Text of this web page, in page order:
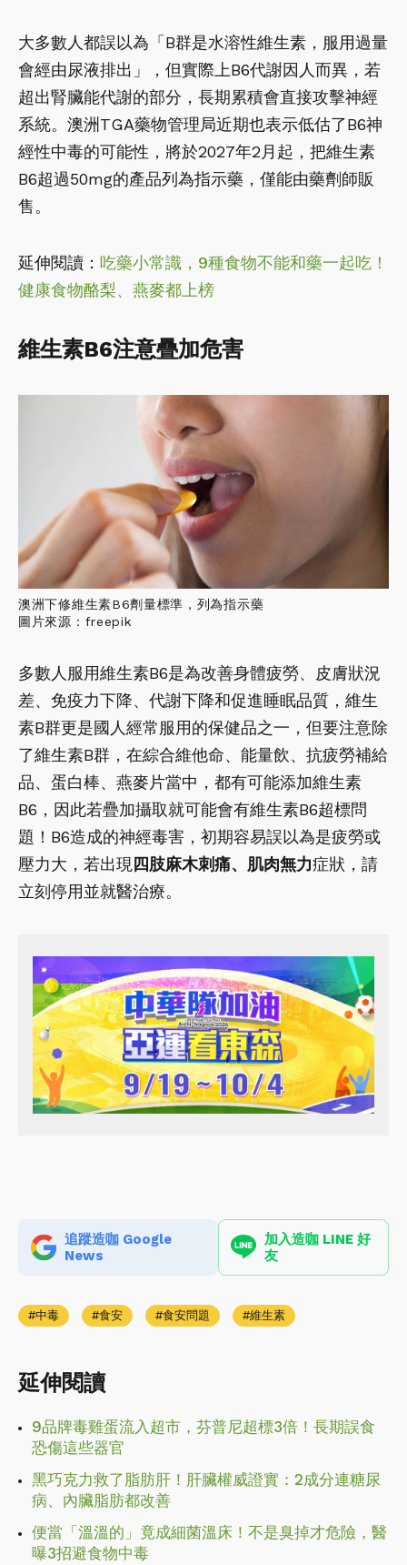
大多數人都誤以為「B群是水溶性維生素，服用過量
會經由尿液排出」，但實際上B6代謝因人而異，若
超出腎臟能代謝的部分，長期累積會直接攻擊神經
系統。澳洲TGA藥物管理局近期也表示低估了B6神
經性中毒的可能性，將於2027年2月起，把維生素
B6超過50mg的產品列為指示藥，僅能由藥劑師販
售。
延伸閱讀： 吃藥小常識，9種食物不能和藥一起吃！
健康食物酪梨、燕麥都上榜
維生素B6注意疊加危害
澳洲下修維生素B6劑量標準，列為指示藥
圖片來源：freepik
多數人服用維生素B6是為改善身體疲勞、皮膚狀況
差、免疫力下降、代謝下降和促進睡眠品質，維生
素B群更是國人經常服用的保健品之一，但要注意除
了維生素B群，在綜合維他命、能量飲、抗疲勞補給
品、蛋白棒、燕麥片當中，都有可能添加維生素
B6，因此若疊加攝取就可能會有維生素B6超標問
題！B6造成的神經毒害，初期容易誤以為是疲勞或
壓力大，若出現四肢麻木刺痛、肌肉無力症狀，請
立刻停用並就醫治療。
追蹤造咖 Google
News
加入造咖 LINE 好
友
中毒 食安 食安問題 維生素
延伸閱讀
9品牌毒雞蛋流入超市，芬普尼超標3倍！長期誤食
恐傷這些器官
黑巧克力救了脂肪肝！肝臟權威證實：2成分連糖尿
病、內臟脂肪都改善
便當「溫溫的」竟成細菌溫床！不是臭掉才危險，醫
曝3招避食物中毒